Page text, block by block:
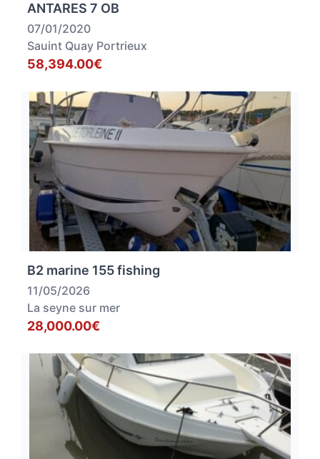
ANTARES 7 OB
07/01/2020
Sauint Quay Portrieux
58,394.00€
B2 marine 155 fishing
11/05/2026
La seyne sur mer
28,000.00€